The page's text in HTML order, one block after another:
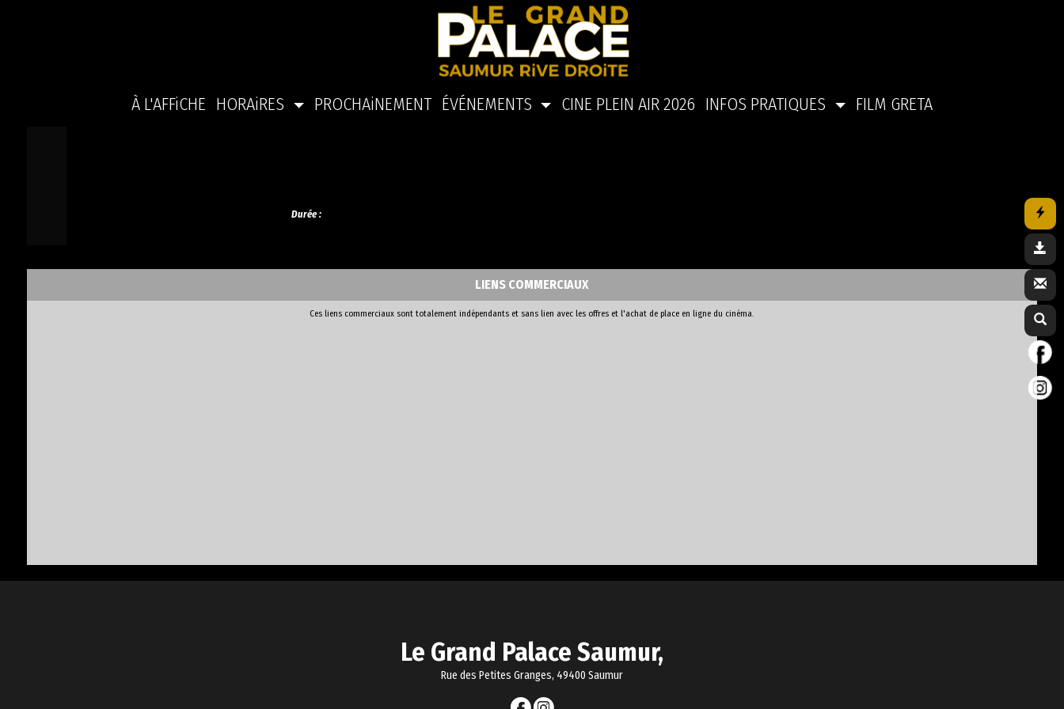
À L'AFFiCHE HORAiRES PROCHAiNEMENT ÉVÉNEMENTS CINE PLEIN AIR 2026 INFOS PRATIQUES FILM GRETA
Durée :
LIENS COMMERCIAUX
Ces liens commerciaux sont totalement indépendants et sans lien avec les offres et l'achat de place en ligne du cinéma.
Le Grand Palace Saumur,
Rue des Petites Granges, 49400 Saumur